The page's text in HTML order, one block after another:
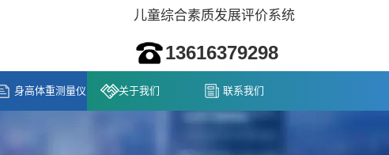
13616379298
儿童综合素质发展评价系统
身高体重测量仪 关于我们 联系我们